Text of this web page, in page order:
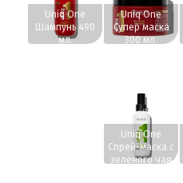
Uniq One
Шампунь 490
мл.
Uniq One
Супер маска
300 мл.
www.profhairs.ru
Uniq One
Спрей-маска с
зеленого чая